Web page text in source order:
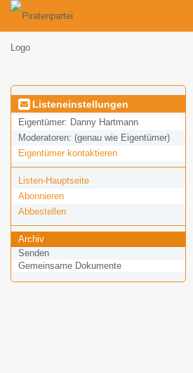
Listeneinstellungen
Eigentümer: Danny Hartmann
Moderatoren: (genau wie Eigentümer)
Eigentümer kontaktieren
Listen-Hauptseite
Abonnieren
Abbestellen
Archiv
Senden
Gemeinsame Dokumente